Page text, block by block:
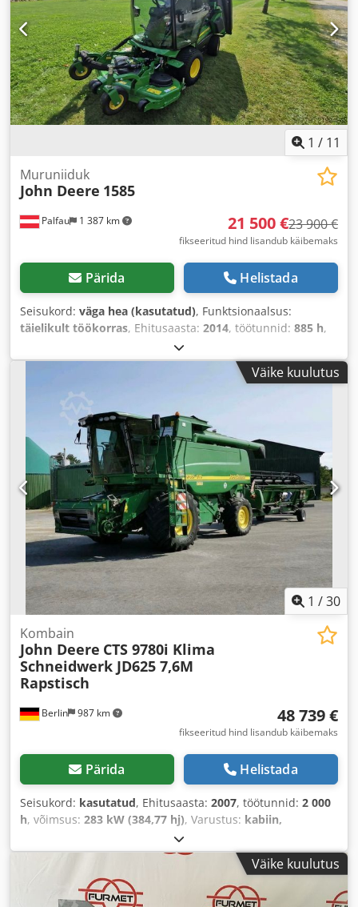
1 / 11
Palfau 1 387 km
Muruniiduk
John Deere 1585
21 500 €23 900 €
fikseeritud hind lisandub käibemaks
Pärida Helistada
Seisukord: väga hea (kasutatud), Funktsionaalsus:
täielikult töökorras, Ehitusaasta: 2014, töötunnid: 885 h,
, ülekande tüüp:
kütuse tüüp:diisel, esmane registreerimine:01/2014,
eesmine jõuvõtuvõll, hüdraulika, kabiin,
kliimaseade,
Väike kuulutus
1 /30
Berlin 987 km
Kombain
John Deere CTS 9780i Klima
Schneidwerk JD625 7,6M
Rapstisch
48 739 €
fikseeritud hind lisandub käibemaks
Pärida Helistada
Seisukord: kasutatud, Ehitusaasta: 2007, töötunnid: 2 000
h, võimsus: 283 kW (384,77 hj), Varustus: kabiin,
Väike kuulutus